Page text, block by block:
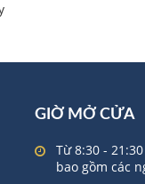
GIỜ MỞ CỬA
Từ 8:30 -
bao gồm các